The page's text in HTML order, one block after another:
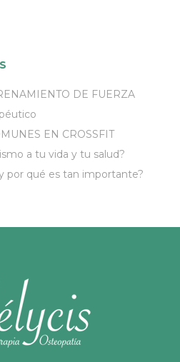
DE FUERZA
EN CROSSFIT
a tu vida y tu salud?
por qué es tan importante?